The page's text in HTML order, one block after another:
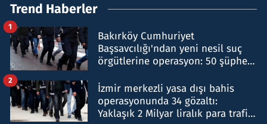
Trend Haberler
Bakırköy Cumhuriyet
Başsavcılığı'ndan yeni nesil suç
örgütlerine operasyon: 50 şüpheli
1
İzmir merkezli yasa dışı bahis
operasyonunda 34 gözaltı:
Yaklaşık 2 Milyar liralık para trafiği
2